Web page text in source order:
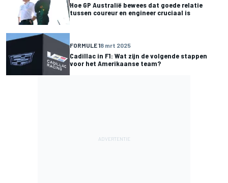
Hoe GP Australië bewees dat goede relatie
tussen coureur en engineer cruciaal is
FORMULE 18 mrt 2025
Cadillac in F1: Wat zijn de volgende stappen
voor het Amerikaanse team?